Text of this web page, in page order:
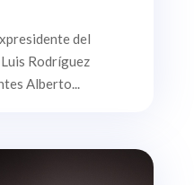
del
Rodríguez
Alberto...